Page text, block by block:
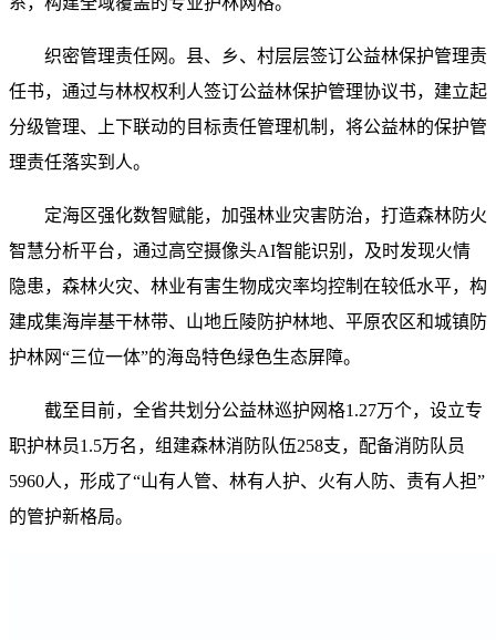
织密管理责任网。县、乡、村层层签订公益林保护管理责
任书，通过与林权权利人签订公益林保护管理协议书，建立起
分级管理、上下联动的目标责任管理机制，将公益林的保护管
理责任落实到人。
定海区强化数智赋能，加强林业灾害防治，打造森林防火
智慧分析平台，通过高空摄像头AI智能识别，及时发现火情
隐患，森林火灾、林业有害生物成灾率均控制在较低水平，构
建成集海岸基干林带、山地丘陵防护林地、平原农区和城镇防
护林网“三位一体”的海岛特色绿色生态屏障。
截至目前，全省共划分公益林巡护网格1.27万个，设立专
职护林员1.5万名，组建森林消防队伍258支，配备消防队员
5960人，形成了“山有人管、林有人护、火有人防、责有人担”
的管护新格局。